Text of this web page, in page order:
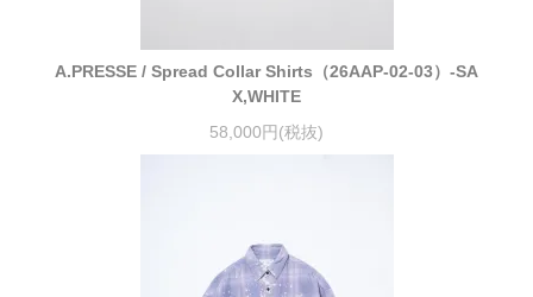
A.PRESSE / Spread Collar Shirts（26AAP-02-03）-SA
X,WHITE
58,000円(税抜)